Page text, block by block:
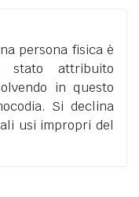
persona fisica è
attribuito
in questo
Si declina
usi impropri del